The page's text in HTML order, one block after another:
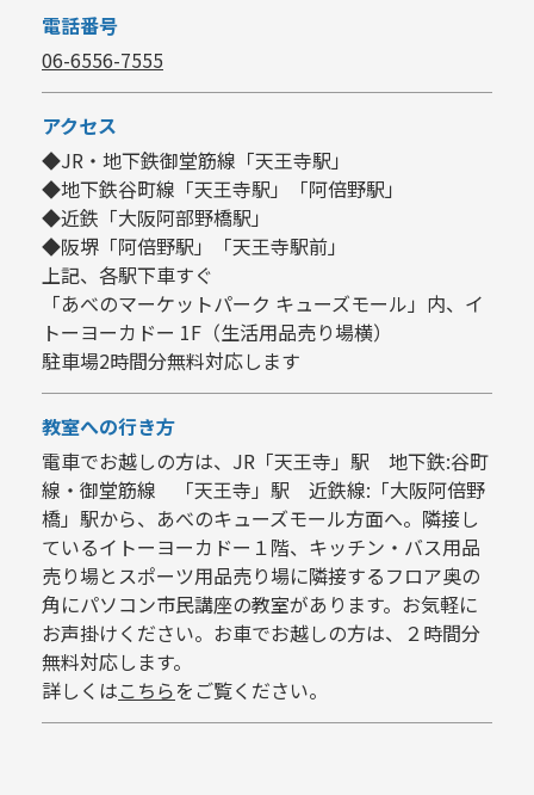
電話番号
06-6556-7555
アクセス
◆JR・地下鉄御堂筋線「天王寺駅」
◆地下鉄谷町線「天王寺駅」「阿倍野駅」
◆近鉄「大阪阿部野橋駅」
◆阪堺「阿倍野駅」「天王寺駅前」
上記、各駅下車すぐ
「あべのマーケットパーク キューズモール」内、イ
トーヨーカドー 1F（生活用品売り場横）
駐車場2時間分無料対応します
教室への行き方
電車でお越しの方は、JR「天王寺」駅 地下鉄:谷町
線・御堂筋線 「天王寺」駅 近鉄線:「大阪阿倍野
橋」駅から、あべのキューズモール方面へ。隣接し
ているイトーヨーカドー１階、キッチン・バス用品
売り場とスポーツ用品売り場に隣接するフロア奥の
角にパソコン市民講座の教室があります。お気軽に
お声掛けください。お車でお越しの方は、２時間分
無料対応します。
詳しくはこちらをご覧ください。